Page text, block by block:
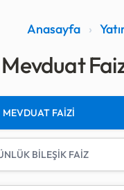
Anasayfa ›
Mevduat
MEVDUAT FAİZİ
BİLEŞİK FAİZ